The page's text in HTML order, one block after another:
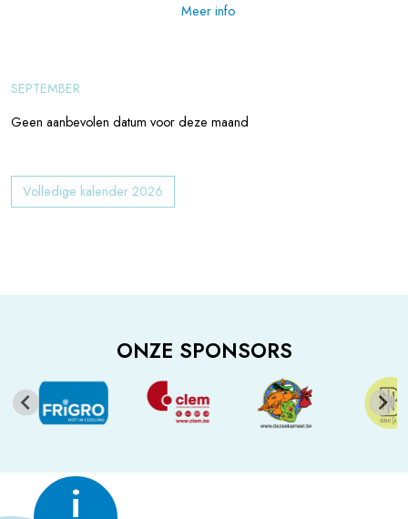
Meer info
SEPTEMBER
Geen aanbevolen datum voor deze maand
Volledige kalender 2026
ONZE SPONSORS
i